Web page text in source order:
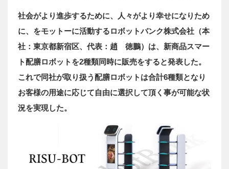
社会がより進歩するために、人々がより幸せになりため
に、をモットーに活動するロボットバンク株式会社（本
社：東京都新宿区、代表：趙 徳鵬）は、新商品スマー
ト配膳ロボットを2種類同時に販売をすると発表した。
これで同社が取り扱う配膳ロボットは合計6種類となり
お客様の用途に応じて自由に選択して頂く事が可能な状
況を実現した。